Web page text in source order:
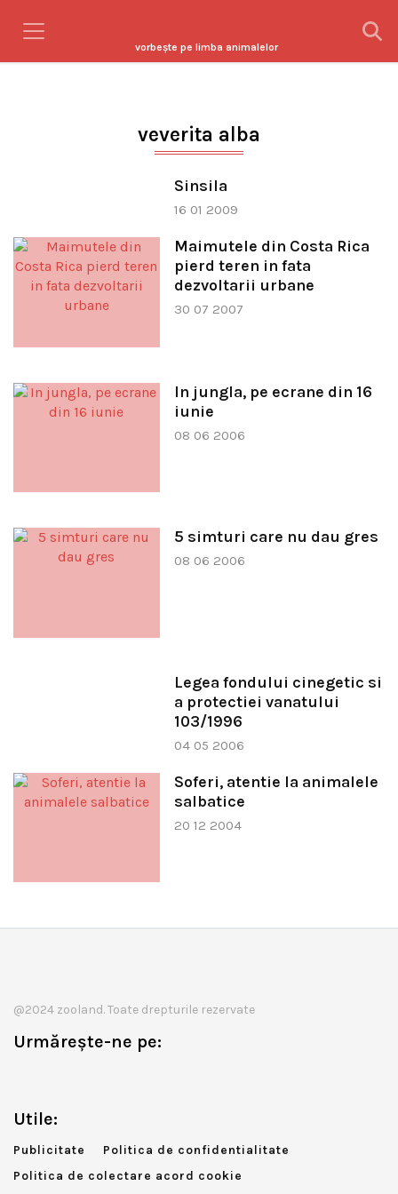
vorbeşte pe limba animalelor
veverita alba
Sinsila
16 01 2009
Maimutele din Costa Rica
pierd teren in fata
dezvoltarii urbane
30 07 2007
In jungla, pe ecrane din 16
iunie
08 06 2006
5 simturi care nu dau gres
08 06 2006
Legea fondului cinegetic si
a protectiei vanatului
103/1996
04 05 2006
Soferi, atentie la animalele
salbatice
20 12 2004
@2024 zooland. Toate drepturile rezervate
Urmărește-ne pe:
Utile:
Publicitate
Politica de confidentialitate
Politica de colectare acord cookie